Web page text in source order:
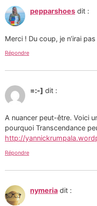
pepparshoes dit :
Merci ! Du coup, je n’irai
Répondre
=:-] dit :
A nuancer peut-être. Voici
pourquoi Transcendance
http://
Répondre
nymeria dit :